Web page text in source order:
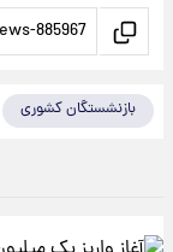
بازنشستگان کشوری